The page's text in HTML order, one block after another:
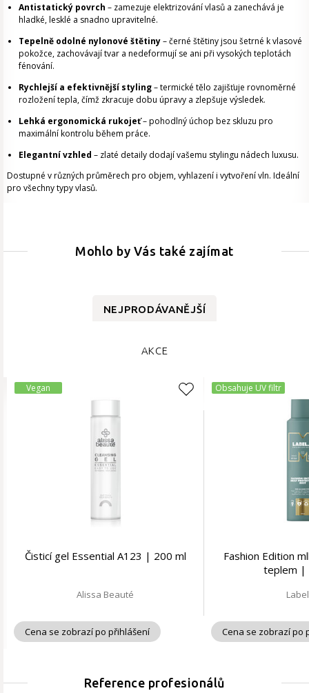
Antistatický povrch – zamezuje elektrizování vlasů a zanechává je
hladké, lesklé a snadno upravitelné.
Tepelně odolné nylonové štětiny– černé štětiny jsou šetrné k vlasové
pokožce, zachovávají tvar a nedeformují se ani při vysokých teplotách
fénování.
Rychlejší a efektivnější styling– termické tělo zajišťuje rovnoměrné
rozložení tepla, čímž zkracuje dobu úpravy a zlepšuje výsledek.
Lehká ergonomická rukojeť– pohodlný úchop bez skluzu pro
maximální kontrolu během práce.
Elegantní vzhled – zlaté detaily dodají vašemu stylingu nádech luxusu.
Dostupné v různých průměrech pro objem, vyhlazení i vytvoření vln. Ideální
pro všechny typy vlasů.
Mohlo by Vás také zajímat
NEJPRODÁVANĚJŠÍ
AKCE
Vegan
Čisticí gel Essential A123 | 200 ml
Alissa Beauté
Cena se zobrazí po přihlášení
Obsahuje UV filtr
Fashion Edition
teplem |
Cena se zobrazí po
Reference profesionálů